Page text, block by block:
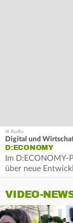
Digital und
D:ECONOMY
Im D:ECONOMY-
über neue
VIDEO-